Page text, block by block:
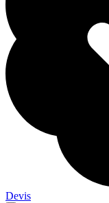
Devis